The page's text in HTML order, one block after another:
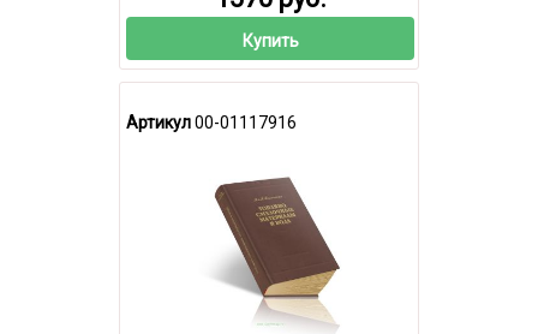
Купить
Артикул00-01117916